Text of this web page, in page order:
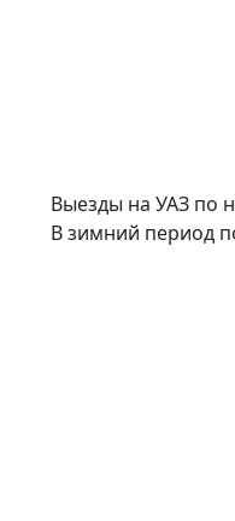
Выезды на УАЗ по
В зимний период